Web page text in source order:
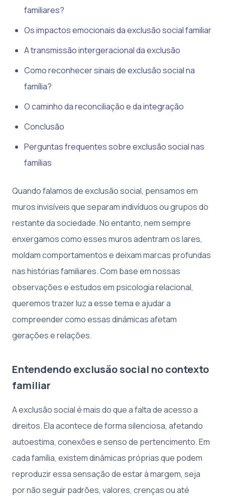
familiares?
Os impactos emocionais da exclusão social familiar
A transmissão intergeracional da exclusão
Como reconhecer sinais de exclusão social na
família?
O caminho da reconciliação e da integração
Conclusão
Perguntas frequentes sobre exclusão social nas
famílias
Quando falamos de exclusão social, pensamos em
muros invisíveis que separam indivíduos ou grupos do
restante da sociedade. No entanto, nem sempre
enxergamos como esses muros adentram os lares,
moldam comportamentos e deixam marcas profundas
nas histórias familiares. Com base em nossas
observações e estudos em psicologia relacional,
queremos trazer luz a esse tema e ajudar a
compreender como essas dinâmicas afetam
gerações e relações.
Entendendo exclusão social no contexto
familiar
A exclusão social é mais do que a falta de acesso a
direitos. Ela acontece de forma silenciosa, afetando
autoestima, conexões e senso de pertencimento. Em
cada família, existem dinâmicas próprias que podem
reproduzir essa sensação de estar à margem, seja
por não seguir padrões, valores, crenças ou até